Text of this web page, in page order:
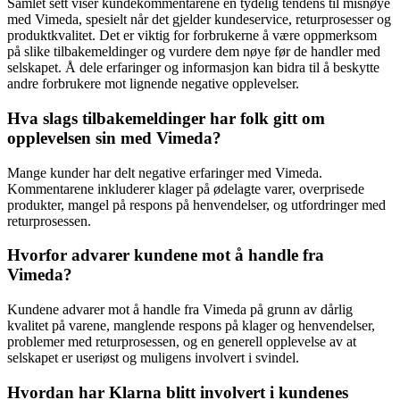
Samlet sett viser kundekommentarene en tydelig tendens til misnøye
med Vimeda, spesielt når det gjelder kundeservice, returprosesser og
produktkvalitet. Det er viktig for forbrukerne å være oppmerksom
på slike tilbakemeldinger og vurdere dem nøye før de handler med
selskapet. Å dele erfaringer og informasjon kan bidra til å beskytte
andre forbrukere mot lignende negative opplevelser.
Hva slags tilbakemeldinger har folk gitt om
opplevelsen sin med Vimeda?
Mange kunder har delt negative erfaringer med Vimeda.
Kommentarene inkluderer klager på ødelagte varer, overprisede
produkter, mangel på respons på henvendelser, og utfordringer med
returprosessen.
Hvorfor advarer kundene mot å handle fra
Vimeda?
Kundene advarer mot å handle fra Vimeda på grunn av dårlig
kvalitet på varene, manglende respons på klager og henvendelser,
problemer med returprosessen, og en generell opplevelse av at
selskapet er useriøst og muligens involvert i svindel.
Hvordan har Klarna blitt involvert i kundenes